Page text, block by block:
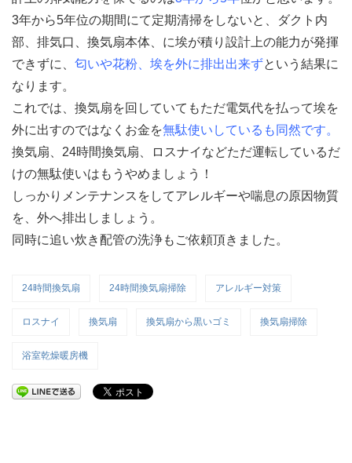
3年から5年位の期間にて定期清掃をしないと、ダクト内
部、排気口、換気扇本体、に埃が積り設計上の能力が発揮
できずに、 匂いや花粉、埃を外に排出出来ずという結果に
なります。
これでは、換気扇を回していてもただ電気代を払って埃を
外に出すのではなくお金を無駄使いしているも同然です。
換気扇、24時間換気扇、ロスナイなどただ運転しているだ
けの無駄使いはもうやめましょう！
しっかりメンテナンスをしてアレルギーや喘息の原因物質
を、外へ排出しましょう。
同時に追い炊き配管の洗浄もご依頼頂きました。
24時間換気扇 24時間換気扇掃除 アレルギー対策
ロスナイ 換気扇 換気扇から黒いゴミ 換気扇掃除
浴室乾燥暖房機